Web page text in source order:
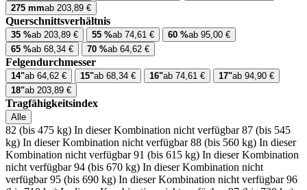
275 mmab 203,89 €
Querschnittsverhältnis
35 %ab 203,89 € 55 %ab 74,61 € 60 %ab 95,00 €
65 %ab 68,34 € 70 %ab 64,62 €
Felgendurchmesser
14"ab 64,62 € 15"ab 68,34 € 16"ab 74,61 € 17"ab 94,90 €
18"ab 203,89 €
Tragfähigkeitsindex
Alle
82 (bis 475 kg) In dieser Kombination nicht verfügbar 87 (bis 545
kg) In dieser Kombination nicht verfügbar 88 (bis 560 kg) In dieser
Kombination nicht verfügbar 91 (bis 615 kg) In dieser Kombination
nicht verfügbar 94 (bis 670 kg) In dieser Kombination nicht
verfügbar 95 (bis 690 kg) In dieser Kombination nicht verfügbar 96